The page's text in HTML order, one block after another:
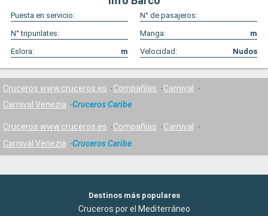
Puesta en servicio:
N° de pasajeros:
N° tripunlates:
Manga:
m
Eslora:
m Velocidad: Nudos
Cruceros www.cruceros.es Compañías
Carnival
Carnival Venezia
Cruceros Caribe
Cruceros www.cruceros.es Compañías
Carnival
Carnival Venezia
Cruceros Caribe
Destinos más populares
Cruceros por el Mediterráneo